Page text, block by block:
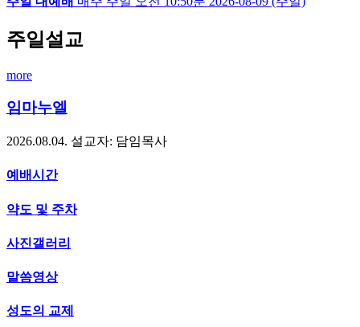
주일설교
more
임마누엘
2026.08.04. 설교자: 담임목사
예배시간
약도 및 주차
사진갤러리
말씀영상
성도의 교제